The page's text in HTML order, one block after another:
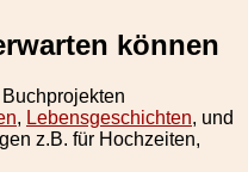
können
, Lebensgeschichten, und
z.B. für Hochzeiten,